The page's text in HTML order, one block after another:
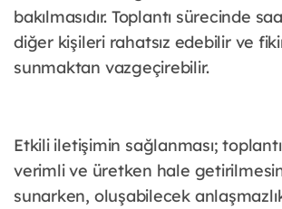
bakılmasıdır. Toplantı sürecinde
diğer kişileri rahatsız edebilir ve
sunmaktan vazgeçirebilir.
Etkili iletişimin sağlanması;
verimli ve üretken hale
sunarken, oluşabilecek